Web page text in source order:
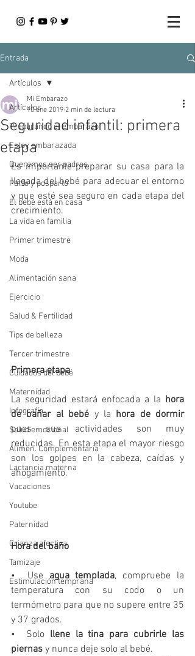
Entrada
Artículos
Preparando el embarazo
Estoy embarazada
Queremos ser padres
Parto y posparto
El bebé está en casa
La vida en familia
Primer trimestre
Moda
Alimentación sana
Ejercicio
Salud & Fertilidad
Tips de belleza
Tercer trimestre
Cuidados del bebé
Maternidad
Infografía
Salud emocional
Alimen. Complementaria
Lactancia materna
Vacaciones
Youtube
Paternidad
Crianza afectiva
Tamizaje
Estimulación temprana
Artículos
Seguridad infantil: primera
etapa
Mi Embarazo
10 ene 2019 2 min de lectura
Es importante preparar su casa para la
llegada del bebé para adecuar el entorno
y que esté sea seguro en cada etapa del
crecimiento.
Primera etapa
La seguridad estará enfocada a la hora
de bañar al bebé y la hora de dormir
pues sus actividades son muy
reducidas. En esta etapa el mayor riesgo
son los golpes en la cabeza, caídas y
ahogamiento.
Hora del baño
•  Use agua templada, compruebe la
temperatura con su codo o un
termómetro para que no supere entre 35
y 37 grados.
•  Solo llene la tina para cubrirle las
piernas